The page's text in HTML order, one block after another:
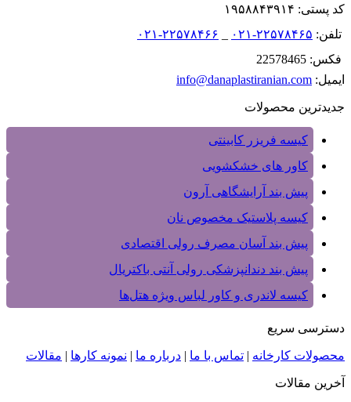
کد پستی: ۱۹۵۸۸۴۳۹۱۴
تلفن: ۲۲۵۷۸۴۶۵-۰۲۱
۲۲۵۷۸۴۶۶-۰۲۱
فکس: 22578465
ایمیل: info@danaplastiranian.com
جدیدترین محصولات
کیسه فریزر کابینتی
کاور های خشکشویی
پیش بند آرایشگاهی آرون
کیسه پلاستیک مخصوص نان
پیش بند آسان مصرف رولی اقتصادی
پیش بند دندانپزشکی رولی آنتی باکتریال
کیسه لاندری و کاور لباس ویژه هتل‌ها
دسترسی سریع
محصولات کارخانه | تماس با ما | درباره ما | نمونه کارها | مقالات
آخرین مقالات